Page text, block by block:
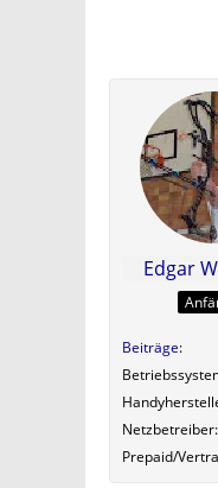
Edgar
Beiträge
Netzbetreiber
Prepaid/